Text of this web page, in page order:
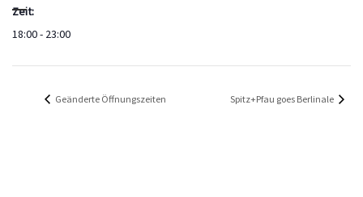
Zeit:
18:00 - 23:00
Geänderte Öffnungszeiten Spitz+Pfau goes Berlinale